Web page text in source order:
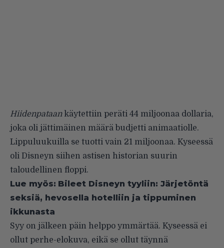
Hiidenpataankäytettiin peräti 44 miljoonaa dollaria,
joka oli jättimäinen määrä budjetti animaatiolle.
Lippuluukuilla se tuotti vain 21 miljoonaa. Kyseessä
oli Disneyn siihen astisen historian suurin
taloudellinen floppi.
Lue myös: Bileet Disneyn tyyliin: Järjetöntä
seksiä, hevosella hotelliin ja tippuminen
ikkunasta
Syy on jälkeen päin helppo ymmärtää. Kyseessä ei
ollut perhe-elokuva, eikä se ollut täynnä